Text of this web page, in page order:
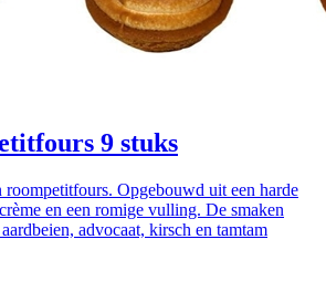
9 stuks
roompetitfours. Opgebouwd uit een harde
en een romige vulling. De smaken
advocaat, kirsch en tamtam